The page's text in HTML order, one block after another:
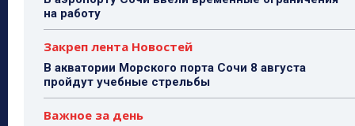
на работу
Закреп лента Новостей
В акватории Морского порта Сочи 8 августа
пройдут учебные стрельбы
Важное за день